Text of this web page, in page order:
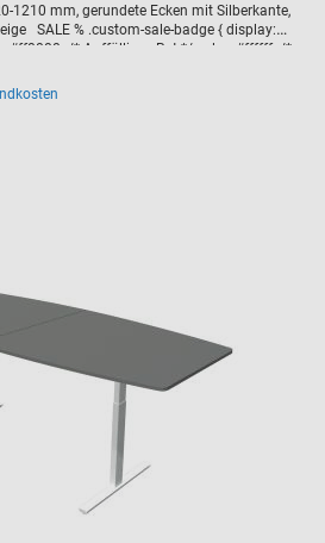
1210 mm, gerundete Ecken mit Silberkante,
display: